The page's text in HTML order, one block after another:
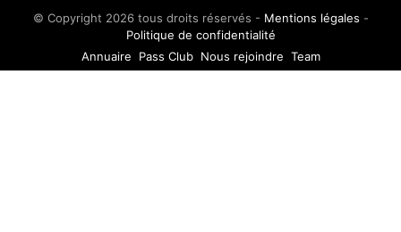
© Copyright 2026 tous droits réservés - Mentions légales -
Politique de confidentialité
Annuaire
Pass Club Nous rejoindre Team